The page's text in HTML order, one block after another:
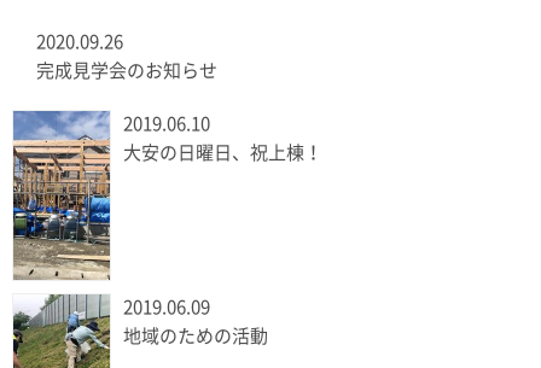
2020.09.26
完成見学会のお知らせ
2019.06.10
大安の日曜日、祝上棟！
2019.06.09
地域のための活動